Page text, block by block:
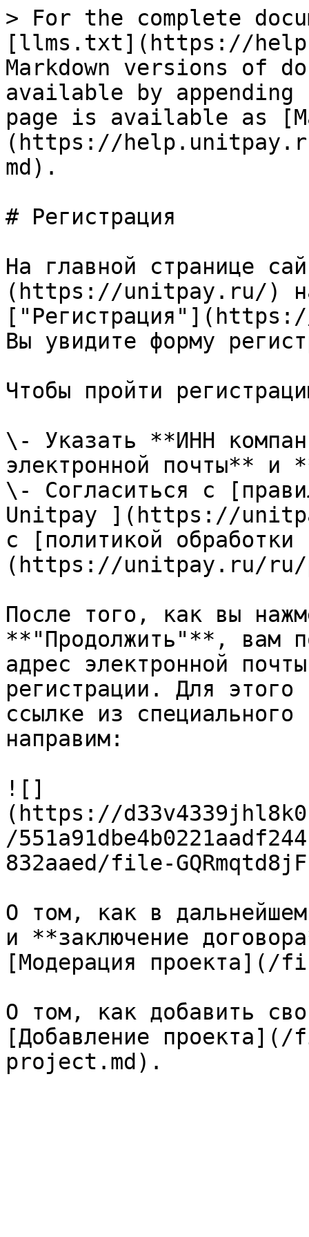
> For the complete
[llms.txt](https://
Markdown versions of
available by
page is available as
(https://
md).
# Регистрация
На главной странице
(https://unitpay.ru/)
Вы увидите форму
Чтобы пройти
\- Указать **ИНН
электронной почты** и
\- Согласиться с
Unitpay ](https://
с [политикой обработки
(https://unitpay.ru/
После того, как вы
**"Продолжить"**, вам
адрес электронной
регистрации. Для
ссылке из
направим:
![]
(https://
/
832aaed/file-
О том, как в
и **заключение
[Модерация
О том, как добавить
[Добавление